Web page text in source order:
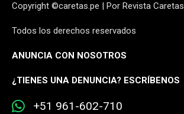
Copyright ©caretas.pe | Por Revista Caretas
Todos los derechos reservados
ANUNCIA CON NOSOTROS
¿TIENES UNA DENUNCIA? ESCRÍBENOS
+51 961-602-710